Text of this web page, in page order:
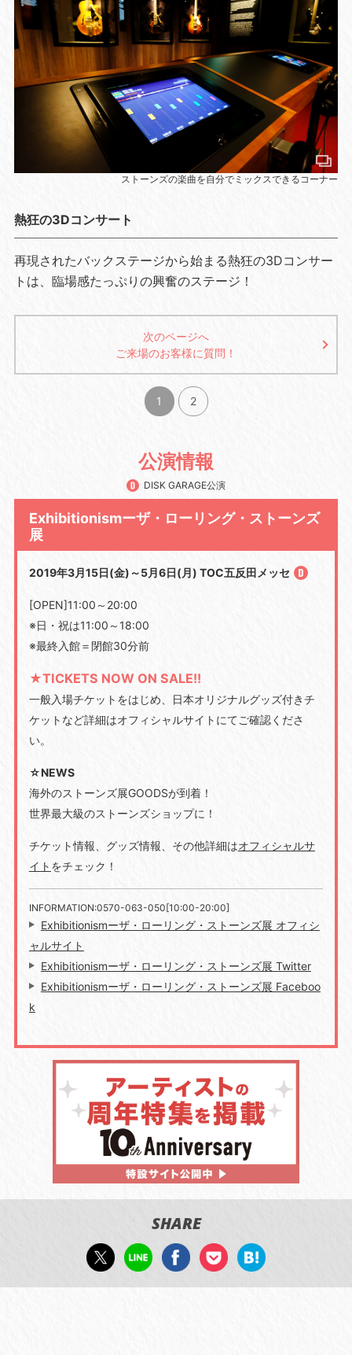
ストーンズの楽曲を自分でミックスできるコーナー
熱狂の3Dコンサート
再現されたバックステージから始まる熱狂の3Dコンサー
トは、臨場感たっぷりの興奮のステージ！
次のページへ
ご来場のお客様に質問！
1 2
公演情報
DISK GARAGE公演
Exhibitionismーザ・ローリング・ストーンズ
展
2019年3月15日(金)～5月6日(月) TOC五反田メッセ
[OPEN]11:00～20:00
※日・祝は11:00～18:00
※最終入館＝閉館30分前
★TICKETS NOW ON SALE!!
一般入場チケットをはじめ、日本オリジナルグッズ付きチ
ケットなど詳細はオフィシャルサイトにてご確認くださ
い。
☆NEWS
海外のストーンズ展GOODSが到着！
世界最大級のストーンズショップに！
チケット情報、グッズ情報、その他詳細はオフィシャルサ
イト をチェック！
INFORMATION:0570-063-050[10:00-20:00]
Exhibitionismーザ・ローリング・ストーンズ展 オフィシ
ャルサイト
Exhibitionismーザ・ローリング・ストーンズ展 Twitter
Exhibitionismーザ・ローリング・ストーンズ展 Faceboo
k
SHARE